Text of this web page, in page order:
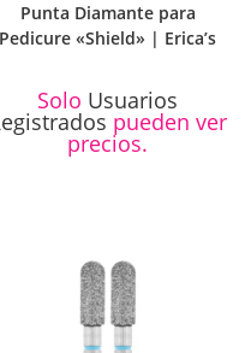
Punta Diamante para
Pedicure «Shield» | Erica’s
Solo Usuarios
pueden ver
precios.